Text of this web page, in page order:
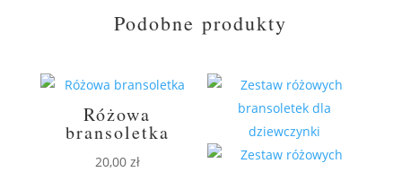
Podobne produkty
Różowa
bransoletka
20,00 zł